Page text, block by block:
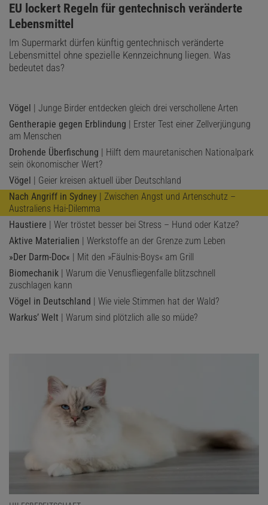
:
EU lockert Regeln für gentechnisch veränderte
Lebensmittel
Im Supermarkt dürfen künftig gentechnisch veränderte
Lebensmittel ohne spezielle Kennzeichnung liegen. Was
bedeutet das?
Vögel | Junge Birder entdecken gleich drei verschollene Arten
Gentherapie gegen Erblindung | Erster Test einer Zellverjüngung
am Menschen
Drohende Überfischung | Hilft dem mauretanischen Nationalpark
sein ökonomischer Wert?
Vögel | Geier kreisen aktuell über Deutschland
Nach Angriff in Sydney | Zwischen Angst und Artenschutz –
Australiens Hai-Dilemma
Haustiere | Wer tröstet besser bei Stress – Hund oder Katze?
Aktive Materialien | Werkstoffe an der Grenze zum Leben
»Der Darm-Doc« | Mit den »Fäulnis-Boys« am Grill
Biomechanik | Warum die Venusfliegenfalle blitzschnell
zuschlagen kann
Vögel in Deutschland | Wie viele Stimmen hat der Wald?
Warkus’ Welt | Warum sind plötzlich alle so müde?